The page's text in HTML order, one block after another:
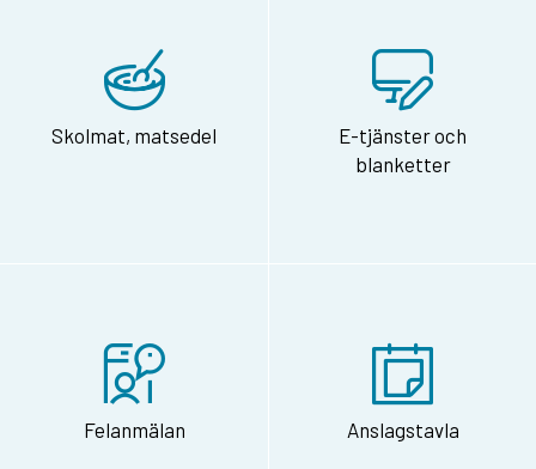
Skolmat, matsedel
E-tjänster och
blanketter
Felanmälan Anslagstavla